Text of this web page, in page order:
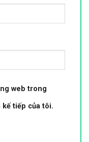
web trong
tiếp của tôi.